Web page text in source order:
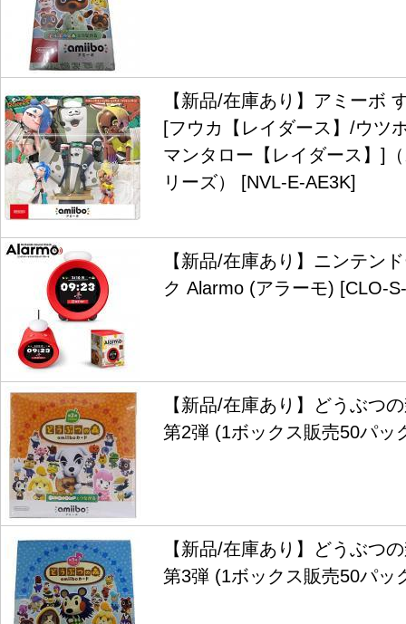
【新品/在庫あり】アミーボ
[フウカ【レイダース】/ウツ
マンタロー【レイダース】]
リーズ） [NVL-E-AE3K]
【新品/在庫あり】ニンテン
ク Alarmo (アラーモ) [CLO-
【新品/在庫あり】どうぶつ
第2弾 (1ボックス販売50パッ
【新品/在庫あり】どうぶつ
第3弾 (1ボックス販売50パッ